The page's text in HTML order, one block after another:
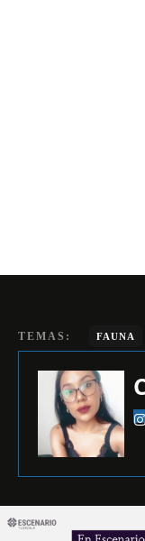
TEMAS: FAUNA